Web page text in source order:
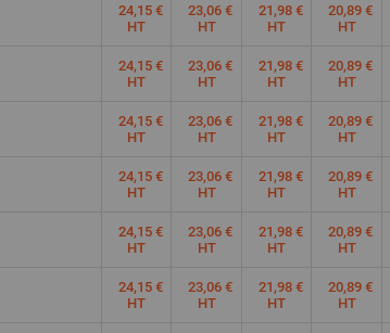
24,15 €
HT
23,06 €
HT
21,98 €
HT
20,89 €
HT
24,15 €
HT
23,06 €
HT
21,98 €
HT
20,89 €
HT
24,15 €
HT
23,06 €
HT
21,98 €
HT
20,89 €
HT
24,15 €
HT
23,06 €
HT
21,98 €
HT
20,89 €
HT
24,15 €
HT
23,06 €
HT
21,98 €
HT
20,89 €
HT
24,15 €
HT
23,06 €
HT
21,98 €
HT
20,89 €
HT